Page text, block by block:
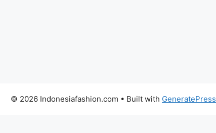
© 2026 Indonesiafashion.com • Built with GeneratePress